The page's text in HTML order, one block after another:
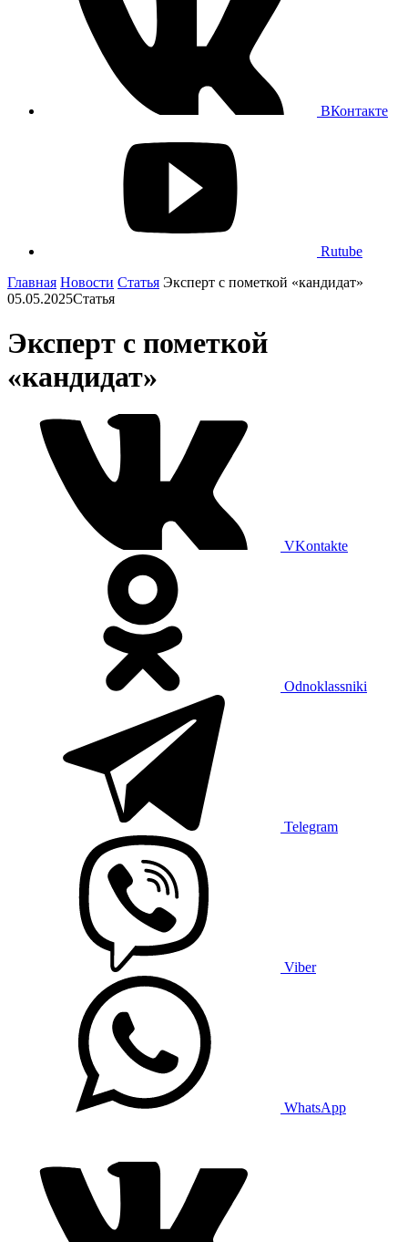
ВКонтакте
Rutube
Главная Новости Cтатья Эксперт с пометкой «кандидат»
05.05.2025Cтатья
Эксперт с пометкой
«кандидат»
VKontakte
Odnoklassniki
Telegram
Viber
WhatsApp